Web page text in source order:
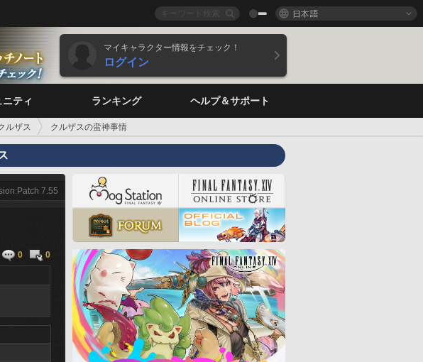
日本語
マイキャラクター情報をチェック！
ログイン
ニティ ランキング ヘルプ＆サポート
ルザス クルザスの蛮神事情
7.55
0
0